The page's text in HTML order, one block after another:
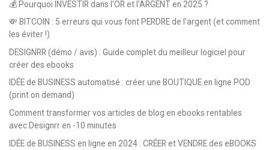
💰 Pourquoi INVESTIR dans l’OR et l’ARGENT en 2025 ?
💸 BITCOIN : 5 erreurs qui vous font PERDRE de l’argent (et comment
les éviter !)
DESIGNRR (démo / avis) : Guide complet du meilleur logiciel pour
créer des ebooks
IDÉE de BUSINESS automatisé : créer une BOUTIQUE en ligne POD
(print on demand)
Comment transformer vos articles de blog en ebooks rentables
avec Designrr en -10 minutes
IDÉE de BUSINESS en ligne en 2024 : CRÉER et VENDRE des eBOOKS